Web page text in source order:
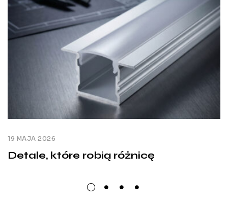
19 MAJA 2026
Detale, które robią różnicę